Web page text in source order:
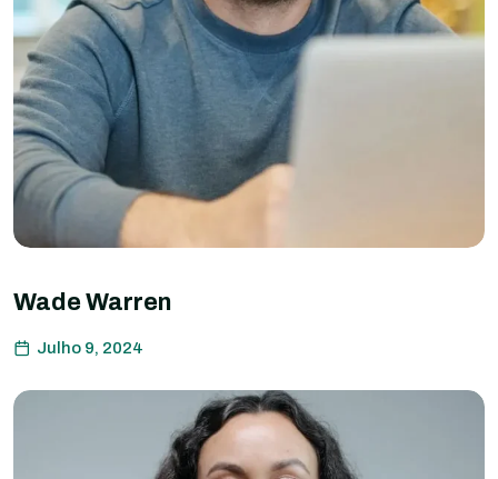
Wade Warren
Julho 9, 2024